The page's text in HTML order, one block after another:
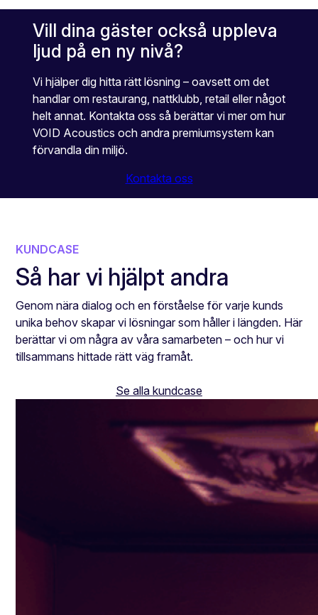
Vill dina gäster också uppleva
ljud på en ny nivå?
Vi hjälper dig hitta rätt lösning – oavsett om det
handlar om restaurang, nattklubb, retail eller något
helt annat. Kontakta oss så berättar vi mer om hur
VOID Acoustics och andra premiumsystem kan
förvandla din miljö.
Kontakta oss
KUNDCASE
Så har vi hjälpt andra
Genom nära dialog och en förståelse för varje kunds
unika behov skapar vi lösningar som håller i längden. Här
berättar vi om några av våra samarbeten – och hur vi
tillsammans hittade rätt väg framåt.
Se alla kundcase